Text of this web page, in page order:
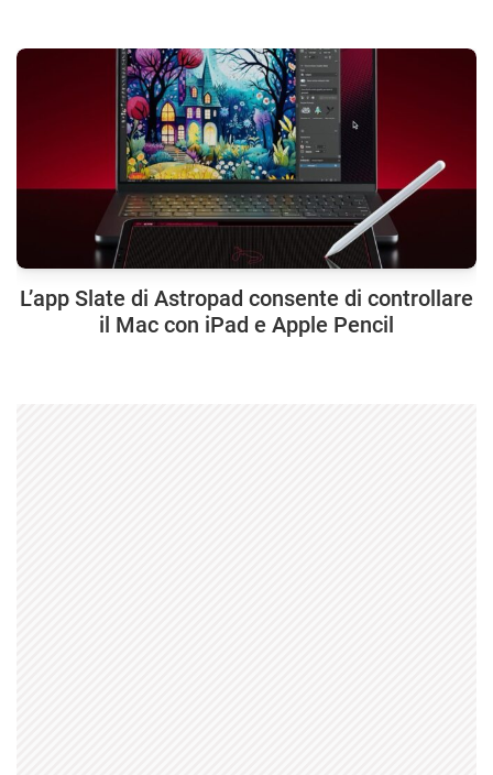
L’app Slate di Astropad consente di controllare
il Mac con iPad e Apple Pencil